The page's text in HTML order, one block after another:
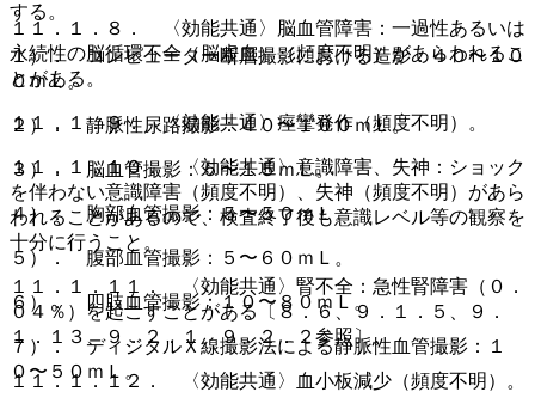
１１．１．８． 〈効能共通〉脳血管障害：一過性あるいは
永続性の脳循環不全（脳虚血）（頻度不明）があらわれるこ
とがある。
１１．１．９． 〈効能共通〉痙攣発作（頻度不明）。
１１．１．１０． 〈効能共通〉意識障害、失神：ショック
を伴わない意識障害（頻度不明）、失神（頻度不明）があら
われることがあるので、検査終了後も意識レベル等の観察を
十分に行うこと。
１１．１．１１． 〈効能共通〉腎不全：急性腎障害（０．
０４％）を起こすことがある〔８．６、９．１．５、９．
１．１３、９．２．１、９．２．２参照〕。
１１．１．１２． 〈効能共通〉血小板減少（頻度不明）。
する。
１）． コンピューター断層撮影における造影：４０〜１０
０ｍＬ。
２）． 静脈性尿路撮影：４０〜１００ｍＬ。
３）． 脳血管撮影：５〜１５ｍＬ。
４）． 胸部血管撮影：５〜５０ｍＬ。
５）． 腹部血管撮影：５〜６０ｍＬ。
６）． 四肢血管撮影：１０〜８０ｍＬ。
７）． ディジタルＸ線撮影法による静脈性血管撮影：１
０〜５０ｍＬ。